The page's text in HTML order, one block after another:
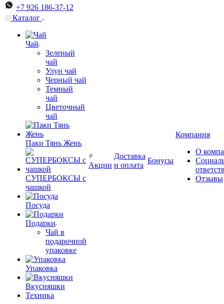
+7 926 186-37-12
Каталог
Чай
Зеленый
чай
Улун чай
Черный чай
Темный
чай
Цветочный
чай
Паки Тянь Жень
СУПЕРБОКСЫ с
чашкой
Посуда
Подарки
Чай в
подарочной
упаковке
Упаковка
Вкусняшки
Техника
Акции
Доставка
и оплата
Бонусы
Компания
О
Отзывы